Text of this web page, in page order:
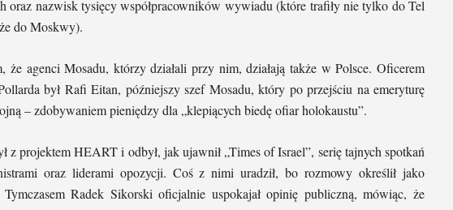
oraz nazwisk tysięcy współpracowników wywiadu (które trafiły nie tylko do Tel
do Moskwy).
że agenci Mosadu, którzy działali przy nim, działają także w Polsce. Oficerem
był Rafi Eitan, późniejszy szef Mosadu, który po przejściu na emeryturę
– zdobywaniem pieniędzy dla „klepiących biedę ofiar holokaustu”.
z projektem HEART i odbył, jak ujawnił „Times of Israel”, serię tajnych spotkań
oraz liderami opozycji. Coś z nimi uradził, bo rozmowy określił jako
Tymczasem Radek Sikorski oficjalnie uspokajał opinię publiczną, mówiąc, że